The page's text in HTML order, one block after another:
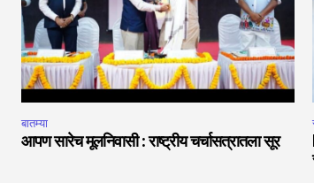
बातम्या
आपण सारेच मूलनिवासी : राष्ट्रीय चर्चासत्रातला सूर